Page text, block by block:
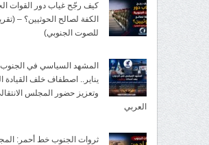
كيف رجّح غياب دور القوات
الكفة لصالح الحوثيين؟ –
للصوت الجنوبي)
المشهد السياسي في الجنوب
يناير.. اصطفاف خلف القيادة
وتعزيز حضور المجلس
العربي
ثروات الجنوب خط أحمر: